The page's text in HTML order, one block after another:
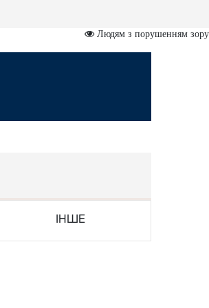
Людям з порушенням зору
ІНШЕ